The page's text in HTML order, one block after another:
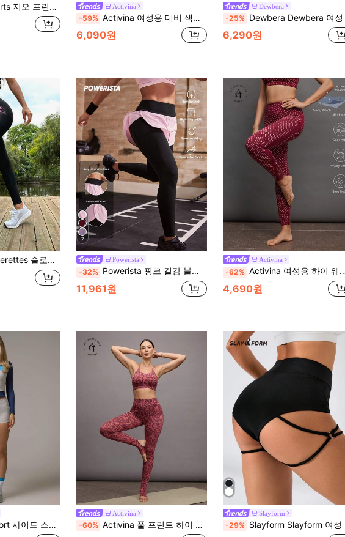
트 밴드 스포츠 레깅스 요가 여성 바지 Activina
-59% Activina 여성용 대비 색상 하이 웨이스트 일상 피트니스 레깅스 요가 바지
6,090원
Dewbera
-25% Dewbera Dewbera 여성 캐주얼 스포츠 프린트 사이드 시접 반바지
6,290원
드 허리 스포츠 레깅스 요가 여성 바지
7
Powerista
-32% Powerista 핑크 겉감 블랙 2 in 1 하이웨스트 타이트핏 스포츠 레깅스
11,961원
Activina
-62% Activina 여성용 하이 웨이스트 심리스 도트 레깅스
4,690원
즈 미니 핫팬츠 액티브 숏 짐 필라테스 데일리 러닝
Activina
-60% Activina 풀 프린트 하이 웨이스트 스키니 스포티 레깅스
Slayform
-29% Slayform Slayform 여성 솔리드 컬러 하이웨스트 크로스 운동 반바지, 여성 스웨트 반바지, 짐 반바지, 바이커 반바지